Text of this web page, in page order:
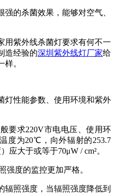
的杀菌效果，能够对空气、
用紫外线杀菌灯要求有何不一
造经验的深圳紫外线灯厂家给
。
灯性能参数、使用环境和紫外
要求220V市电电压、使用环
度为20℃，向外辐射的253.7
应大于或等于70μW / cm²。
度的监控更加严格。
辐照强度，当辐照强度降低到